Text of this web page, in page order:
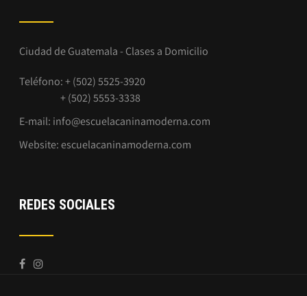
Ciudad de Guatemala - Clases a Domicilio
Teléfono: + (502) 5525-3920
+ (502) 5553-3338
E-mail: info@escuelacaninamoderna.com
Website:escuelacaninamoderna.com
REDES SOCIALES